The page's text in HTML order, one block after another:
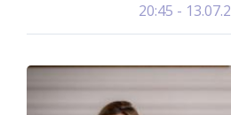
13.07.2022